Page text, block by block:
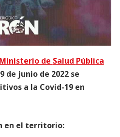
Ministerio de Salud Pública
de junio de 2022 se
a la Covid-19 en
en el territorio: